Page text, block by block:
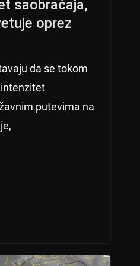
saobraćaja,
oprez
da se tokom
putevima na